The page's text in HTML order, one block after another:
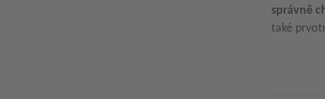
správně
také